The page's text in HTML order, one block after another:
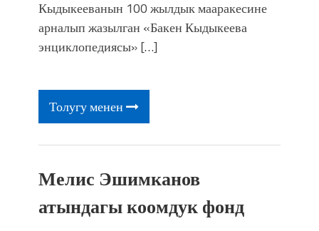
Кыдыкееванын 100 жылдык мааракесине
арналып жазылган «Бакен Кыдыкеева
энциклопедиясы» […]
Толугу менен
Мелис Эшимканов
атындагы коомдук фонд